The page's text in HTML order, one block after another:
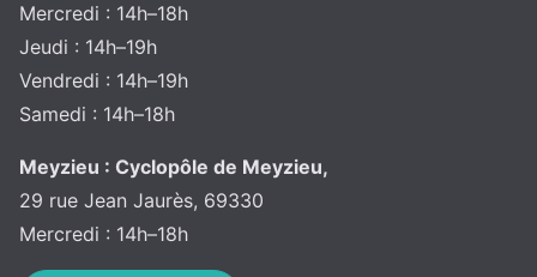
Mercredi : 14h–18h
Jeudi : 14h–19h
Vendredi : 14h–19h
Samedi : 14h–18h
Meyzieu : Cyclopôle de Meyzieu,
29 rue Jean Jaurès, 69330
Mercredi : 14h–18h